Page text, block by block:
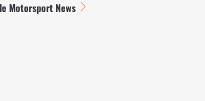
Motorsport News